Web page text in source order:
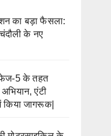
का बड़ा फैसला:
के नए
फेज-5 के तहत
एंटी
में किया जागरूक|